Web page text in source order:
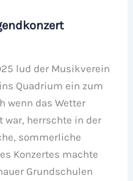
lud der Musikverein
Quadrium ein zum
wenn das Wetter
war, herrschte in der
sommerliche
Konzertes machte
Grundschulen